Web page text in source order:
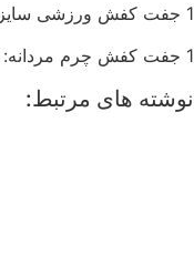
1 جفت کفش ورزشی سایزمتوسط نایک:82.44 یورو
1 جفت کفش چرم مردانه: 130.00 یور
نوشته های مرتبط: